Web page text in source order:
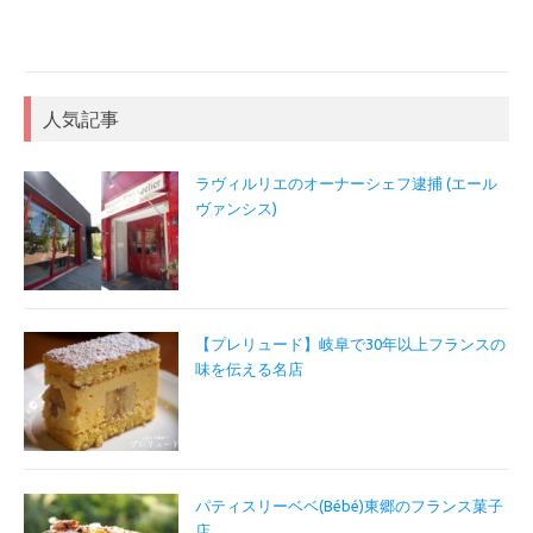
人気記事
ラヴィルリエのオーナーシェフ逮捕 (エール
ヴァンシス)
【プレリュード】岐阜で30年以上フランスの
味を伝える名店
パティスリーベベ(Bébé)東郷のフランス菓子